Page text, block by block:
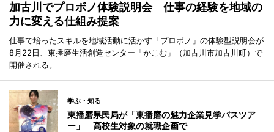
加古川でプロボノ体験説明会 仕事の経験を地域の
力に変える仕組み提案
仕事で培ったスキルを地域活動に活かす「プロボノ」の体験型説明会が
8月22日、東播磨生活創造センター「かこむ」（加古川市加古川町）で
開催される。
学ぶ・知る
東播磨県民局が「東播磨の魅力企業見学バスツア
ー」 高校生対象の就職企画で